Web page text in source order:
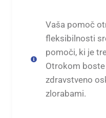
Vaša pomoč
fleksibilnosti
pomoči, ki je
Otrokom
zdravstveno
zlorabami.